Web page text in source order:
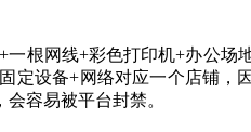
根网线+彩色打印机+办公场
定设备+网络对应一个店铺，
容易被平台封禁。